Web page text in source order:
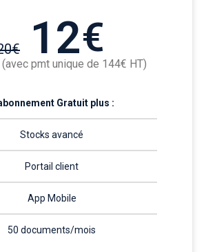
€ 12€
pmt unique de 144€ HT)
Gratuit plus :
Stocks avancé
Portail client
App Mobile
50 documents/mois